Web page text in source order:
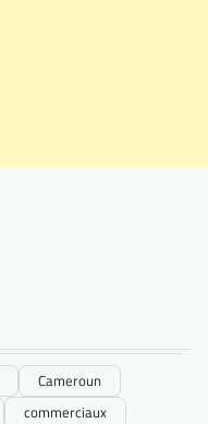
Cameroun
commerciaux